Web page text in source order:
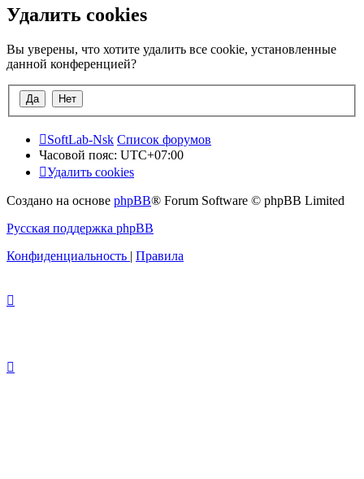
Удалить cookies
Вы уверены, что хотите удалить все cookie, установленные
данной конференцией?
SoftLab-Nsk Список форумов
Часовой пояс: UTC+07:00
Удалить cookies
Создано на основе phpBB® Forum Software © phpBB Limited
Русская поддержка phpBB
Конфиденциальность | Правила